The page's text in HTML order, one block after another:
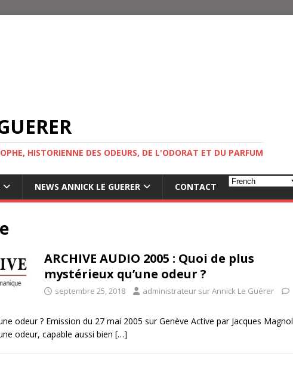
HISTORIENNE DES ODEURS, DE L'ODORAT ET DU PARFUM
NEWS ANNICK LE GUERER CONTACT
ARCHIVE AUDIO 2005 : Quoi de plus
mystérieux qu’une odeur ?
septembre 25, 2018
administrateur sur Annick Le Guérer
odeur ? Emission du 27 mai 2005 sur Genève Active par Jacques Magnol
odeur, capable aussi bien […]